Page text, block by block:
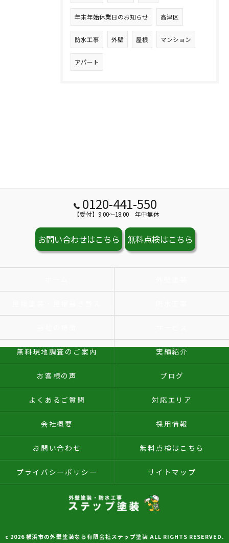
年末年始休業日のお知らせ 高津区
防水工事 外壁 屋根 マンション
アパート
0120-441-550
【受付】9:00～18:00 年中無休
お問い合わせはこちら 無料点検はこちら
無料現地調査のご案内 実績紹介
お客様の声 ブログ
よくあるご質問 対応エリア
会社概要 採用情報
お問い合わせ 無料点検はこちら
プライバシーポリシー サイトマップ
c 2026 横浜市の外壁塗装なら有限会社ステップ塗装 ALL RIGHTS RESERVED.